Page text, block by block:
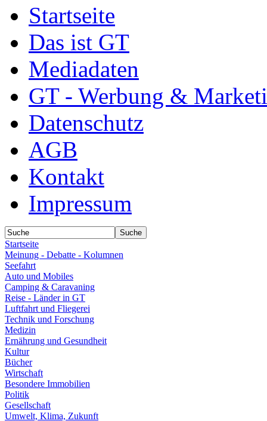
Startseite
Das ist GT
Mediadaten
GT - Werbung &
Datenschutz
AGB
Kontakt
Impressum
Startseite
Meinung - Debatte - Kolumnen
Seefahrt
Auto und Mobiles
Camping & Caravaning
Reise - Länder in GT
Luftfahrt und Fliegerei
Technik und Forschung
Medizin
Ernährung und Gesundheit
Kultur
Bücher
Wirtschaft
Besondere Immobilien
Politik
Gesellschaft
Umwelt, Klima, Zukunft